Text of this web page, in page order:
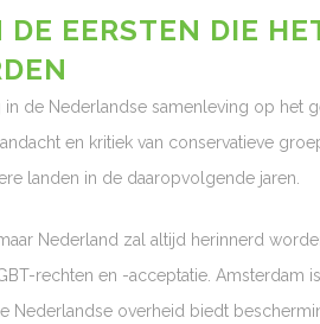
EERSTEN DIE
de Nederlandse samenleving op het
en kritiek van conservatieve
landen in de daaropvolgende jaren.
Nederland zal altijd herinnerd
rechten en -acceptatie. Amsterdam
Nederlandse overheid biedt